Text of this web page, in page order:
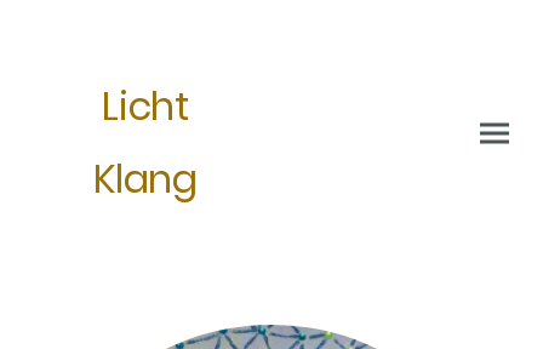
Licht
Klang